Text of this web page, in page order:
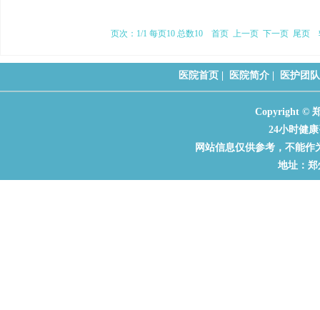
页次：1/1 每页10 总数10 首页 上一页 下一页 尾页
医院首页 医院简介 医护团队
Copyright ©
24小时健康
网站信息仅供参考，不能
地址：郑